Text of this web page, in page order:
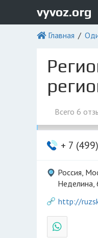
vyvoz.org
Главная
Всего 6
+ 7
Россия,
Неделина,
http://